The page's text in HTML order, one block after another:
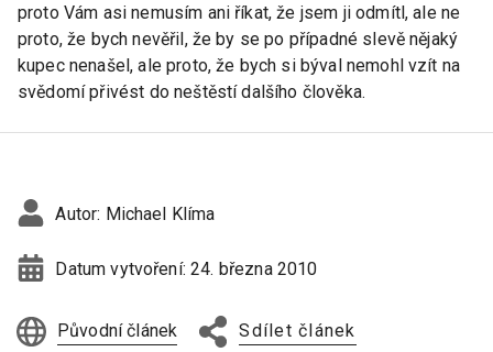
proto Vám asi nemusím ani říkat, že jsem ji odmítl, ale ne
proto, že bych nevěřil, že by se po případné slevě nějaký
kupec nenašel, ale proto, že bych si býval nemohl vzít na
svědomí přivést do neštěstí dalšího člověka.
Autor: Michael Klíma
Datum vytvoření:24. března 2010
Původní článek Sdílet článek